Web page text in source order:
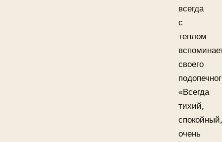
всегда
с
теплом
своего
«Всегда
тихий,
спокойный,
очень